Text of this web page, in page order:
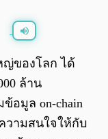
0:00 /0:00
ญ่ของโลก ได้
ล้าน
อมูล on-chain
วามสนใจให้กับ